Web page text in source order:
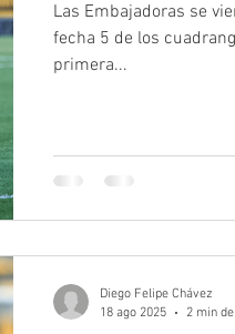
Las Embajadoras se
fecha 5 de los
primera...
Diego Felipe Chávez
18 ago 2025
2 min